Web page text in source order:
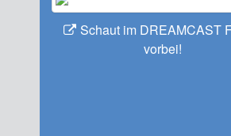
Schaut im DREAMCAST
vorbei!